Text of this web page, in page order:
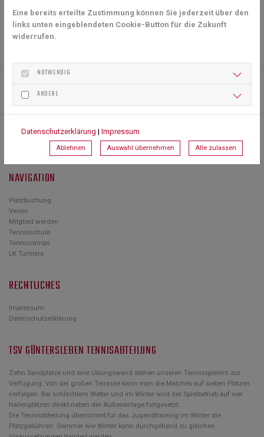
Zurück zur Übersicht
TENNISABTEILUNG DES TSV GÜNTERSLEBEN
97261 Güntersleben
info@tsvguentersleben-tennis.de
NAVIGATION
Platzbuchung
Verein
Mitglied werden
Tennisschule
Tenniscamps
LK Turniere
RECHTLICHES
Impressum
Datenschutzerklärung
TSV GÜNTERSLEBEN TENNISABTEILUNG
Zehn Sandplätze und eine Übungswand stehen unseren Tennisspielern zur
Verfügung. Von der großen Terrasse kann man die Matches auf sieben Plätzen
verfolgen. Bei schlechtem Wetter und im Winter wird der Spielbetrieb auf vier
Hallenplätzen direkt neben der Außenanlage fortgesetzt.
Die Tennisabteilung übernimmt für das Jugendtraining im Winter die
Platzgebühren. Sommer wie Winter kann durchgehend zu gleichen
Eine bereits erteilte Zustimmung können Sie jederzeit über den
links unten eingeblendeten Cookie-Button für die Zukunft
widerrufen.
NOTWENDIG
ANDERE
Datenschutzerklärung | Impressum
Ablehnen Auswahl übernehmen Alle zulassen